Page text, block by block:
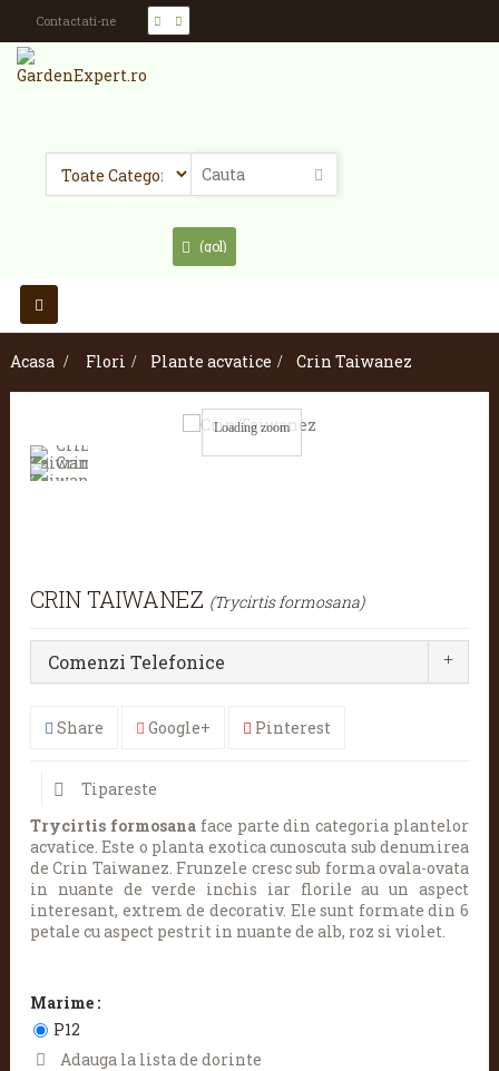
Contactati-ne
(gol)
Toggle
navigation
Acasa
> Flori > Plante acvatice > Crin Taiwanez
Loading zoom
CRIN TAIWANEZ (Trycirtis formosana)
Comenzi Telefonice
Share Google+ Pinterest
Tipareste
Trycirtis formosana face parte din categoria plantelor
acvatice. Este o planta exotica cunoscuta sub denumirea
de Crin Taiwanez. Frunzele cresc sub forma ovala-ovata
in nuante de verde inchis iar florile au un aspect
interesant, extrem de decorativ. Ele sunt formate din 6
petale cu aspect pestrit in nuante de alb, roz si violet.
Marime :
P12
Adauga la lista de dorinte